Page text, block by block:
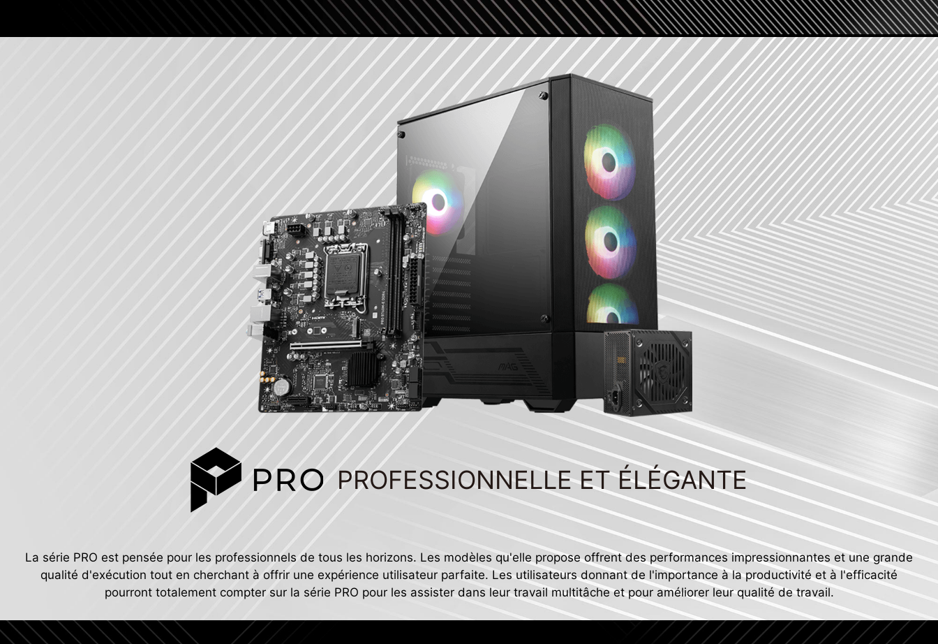
PROFESSIONNELLE ET ÉLÉGANTE
La série PRO est pensée pour les professionnels de tous les horizons. Les modèles qu'elle propose offrent des performances impressionnantes et une grande
qualité d'exécution tout en cherchant à offrir une expérience utilisateur parfaite. Les utilisateurs donnant de l'importance à la productivité et à l'efficacité
pourront totalement compter sur la série PRO pour les assister dans leur travail multitâche et pour améliorer leur qualité de travail.